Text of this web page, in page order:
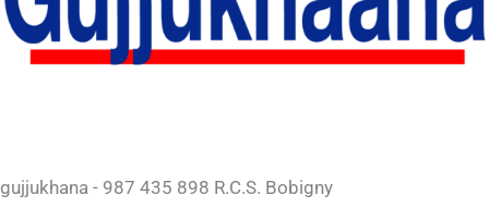
gujjukhana - 987 435 898 R.C.S. Bobigny